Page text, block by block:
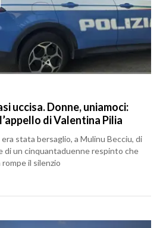
uccisa. Donne, uniamoci:
di Valentina Pilia
stata bersaglio, a Mulinu Becciu, di
di un cinquantaduenne respinto che
il silenzio